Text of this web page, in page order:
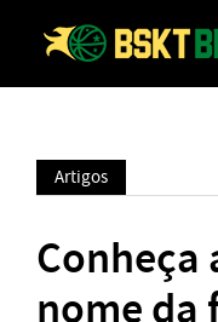
Artigos
Conheça
nome da